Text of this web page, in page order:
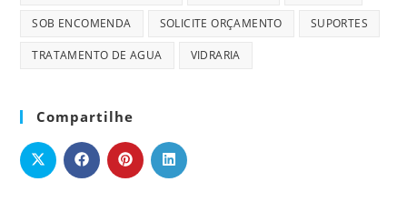
SOB ENCOMENDA SOLICITE ORÇAMENTO SUPORTES
TRATAMENTO DE AGUA VIDRARIA
Compartilhe